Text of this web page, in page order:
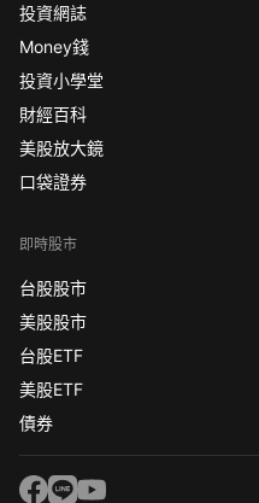
投資網誌
Money錢
投資小學堂
財經百科
美股放大鏡
口袋證券
即時股市
台股股市
美股股市
台股ETF
美股ETF
債券